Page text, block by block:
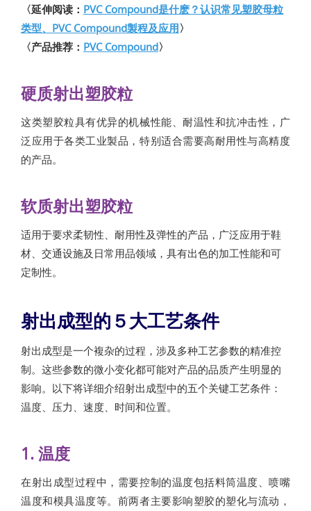
〈延伸阅读： PVC Compound是什麽？认识常见塑胶母粒
类型、PVC Compound製程及应用〉
〈产品推荐： PVC Compound〉
硬质射出塑胶粒
这类塑胶粒具有优异的机械性能、耐温性和抗冲击性，广
泛应用于各类工业製品，特别适合需要高耐用性与高精度
的产品。
软质射出塑胶粒
适用于要求柔韧性、耐用性及弹性的产品，广泛应用于鞋
材、交通设施及日常用品领域，具有出色的加工性能和可
定制性。
射出成型的５大工艺条件
射出成型是一个複杂的过程，涉及多种工艺参数的精准控
制。这些参数的微小变化都可能对产品的品质产生明显的
影响。以下将详细介绍射出成型中的五个关键工艺条件：
温度、压力、速度、时间和位置。
1. 温度
在射出成型过程中，需要控制的温度包括料筒温度、喷嘴
温度和模具温度等。前两者主要影响塑胶的塑化与流动，